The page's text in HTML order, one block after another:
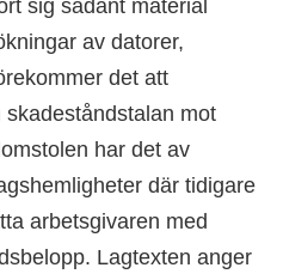
sig sådant material
av datorer,
det att
mot
har det av
där tidigare
arbetsgivaren med
Lagtexten anger